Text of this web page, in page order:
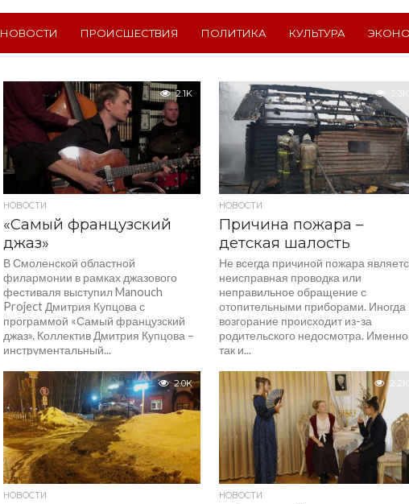
НОВОСТИ ПРОИСШЕСТВИЯ ПОЛИТИКА КУЛЬТУРА
2.1K
НОВОСТИ
«Самый французский
джаз»
В Смоленской областной
филармонии в рамках джазового
фестиваля выступил Manouch
Project Дмитрия Купцова с
программой «Самый французский
джаз». Коллектив Дмитрия Купцова –
инструментальный...
2.3K
НОВОСТИ
Причина пожара –
детская шалость
Не всегда причиной пожара
неисправная проводка или
неправильное обращение с
отопительными приборами. Иногда
возгорание происходит из-за
родительского недосмотра. Именно
так и...
2.0K
НОВОСТИ
2.2K
НОВОСТИ